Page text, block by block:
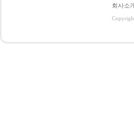
회사소